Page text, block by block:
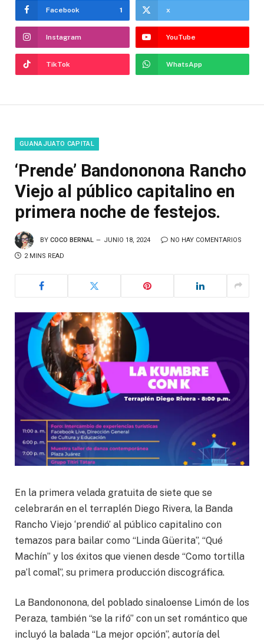
Facebook 1 x
Instagram YouTube
TikTok WhatsApp
GUANAJUATO CAPITAL
‘Prende’ Bandononona Rancho
Viejo al público capitalino en
primera noche de festejos.
BY COCO BERNAL JUNIO 18, 2024 NO HAY COMENTARIOS
2 MINS READ
En la primera velada gratuita de siete que se
celebrarán en el terraplén Diego Rivera, la Banda
Rancho Viejo ‘prendió’ al público capitalino con
temazos para bailar como “Linda Güerita”, “Qué
Machín” y los éxitos que vienen desde “Como tortilla
pa’l comal”, su primera producción discográfica.
La Bandononona, del poblado sinaloense Limón de los
Peraza, también “se la rifó” con un set romántico que
incluyó la balada “La mejor opción”, autoría del